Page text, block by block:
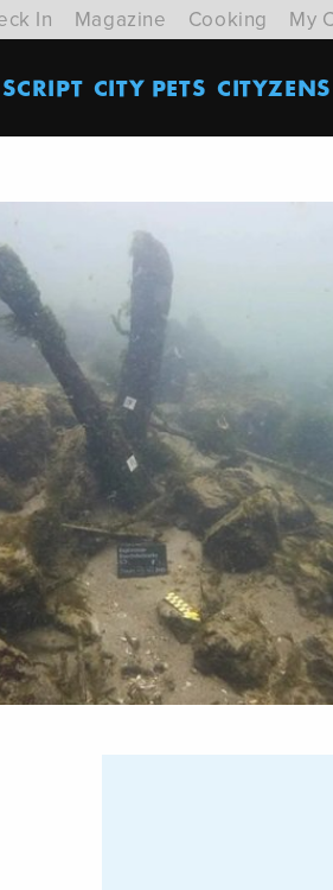
In Magazine Cooking My
CITY PETS CITYZENS